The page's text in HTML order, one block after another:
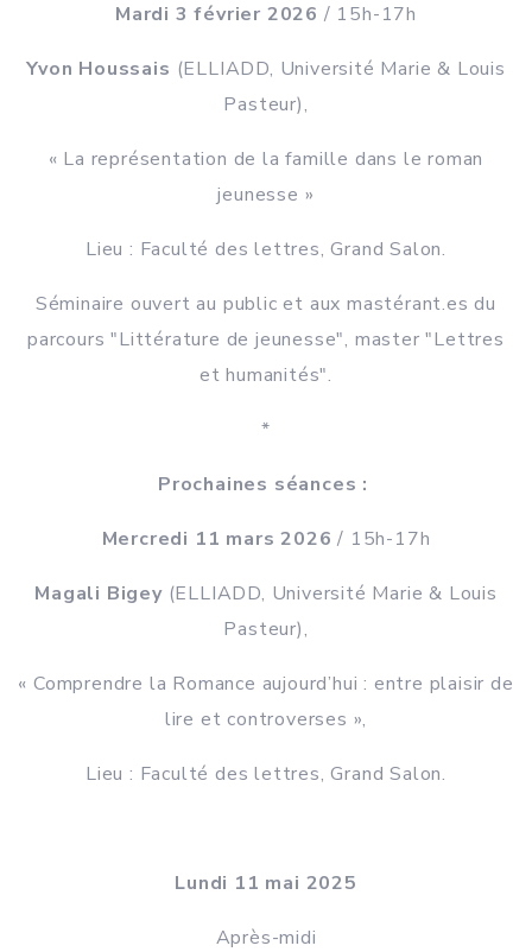
Mardi 3 février 2026 / 15h-17h
Yvon Houssais (ELLIADD, Université Marie & Louis
Pasteur),
« La représentation de la famille dans le roman
jeunesse »
Lieu : Faculté des lettres, Grand Salon.
Séminaire ouvert au public et aux mastérant.es du
parcours "Littérature de jeunesse", master "Lettres
et humanités".
*
Prochaines séances :
Mercredi 11 mars 2026 / 15h-17h
Magali Bigey (ELLIADD, Université Marie & Louis
Pasteur),
« Comprendre la Romance aujourd’hui : entre plaisir de
lire et controverses »,
Lieu : Faculté des lettres, Grand Salon.
Lundi 11 mai 2025
Après-midi